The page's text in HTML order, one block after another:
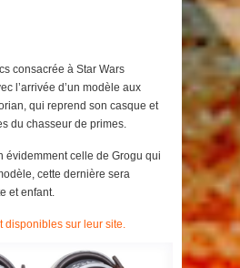
consacrée à Star Wars
l’arrivée d’un modèle aux
qui reprend son casque et
du chasseur de primes.
évidemment celle de Grogu qui
cette dernière sera
et enfant.
disponibles sur leur site.